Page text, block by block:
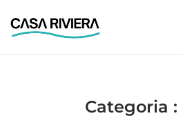
Categoria :